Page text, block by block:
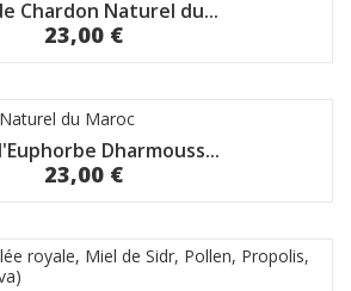
Chardon Naturel du...
23,00 €
Dharmouss...
23,00 €